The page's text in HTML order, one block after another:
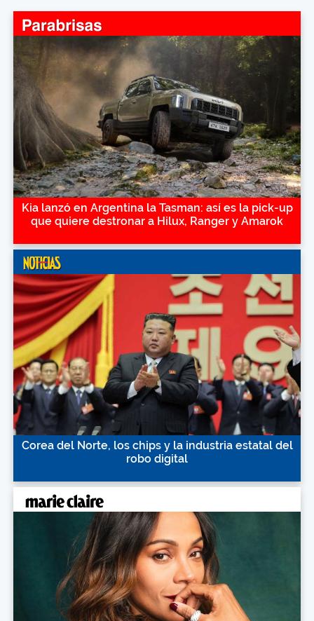
Kia lanzó en Argentina la Tasman: así es la pick-up
que quiere destronar a Hilux, Ranger y Amarok
Corea del Norte, los chips y la industria estatal del
robo digital